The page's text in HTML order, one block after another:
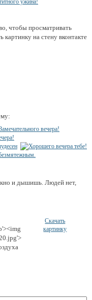
чтобы просматривать
на стену вконтакте
и дышишь. Людей нет,
Скачать
картинку